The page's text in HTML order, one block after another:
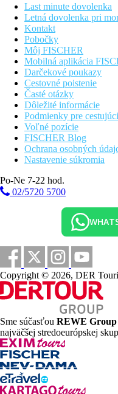
Last minute dovolenka
Letná dovolenka pri
Kontakt
Pobočky
Môj FISCHER
Mobilná aplikácia
Darčekové poukazy
Cestovné poistenie
Časté otázky
Dôležité informácie
Podmienky pre
Voľné pozície
FISCHER Blog
Ochrana osobných
Nastavenie súkromia
Po-Ne 7-22 hod.
02/5720 5700
Copyright © 2026, DER
Sme súčasťou REWE Group
najväčšej stredoeurópskej